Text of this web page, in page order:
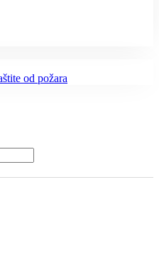
od požara